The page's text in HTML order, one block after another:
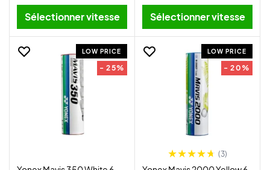
Sélectionner vitesse Sélectionner vitesse
LOW PRICE
- 25%
LOW PRICE
- 20%
(3)